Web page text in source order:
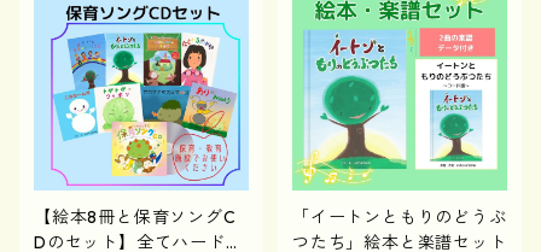
【絵本8冊と保育ソングC
Dのセット】全てハードカ
「イートンともりのどうぶ
つたち」絵本と楽譜セット